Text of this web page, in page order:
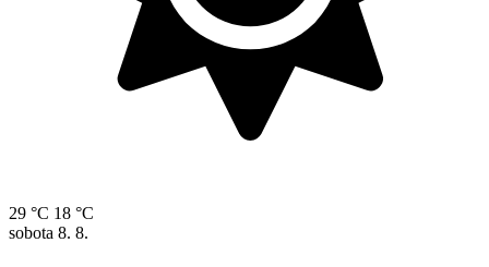
29 °C 18 °C
sobota 8. 8.